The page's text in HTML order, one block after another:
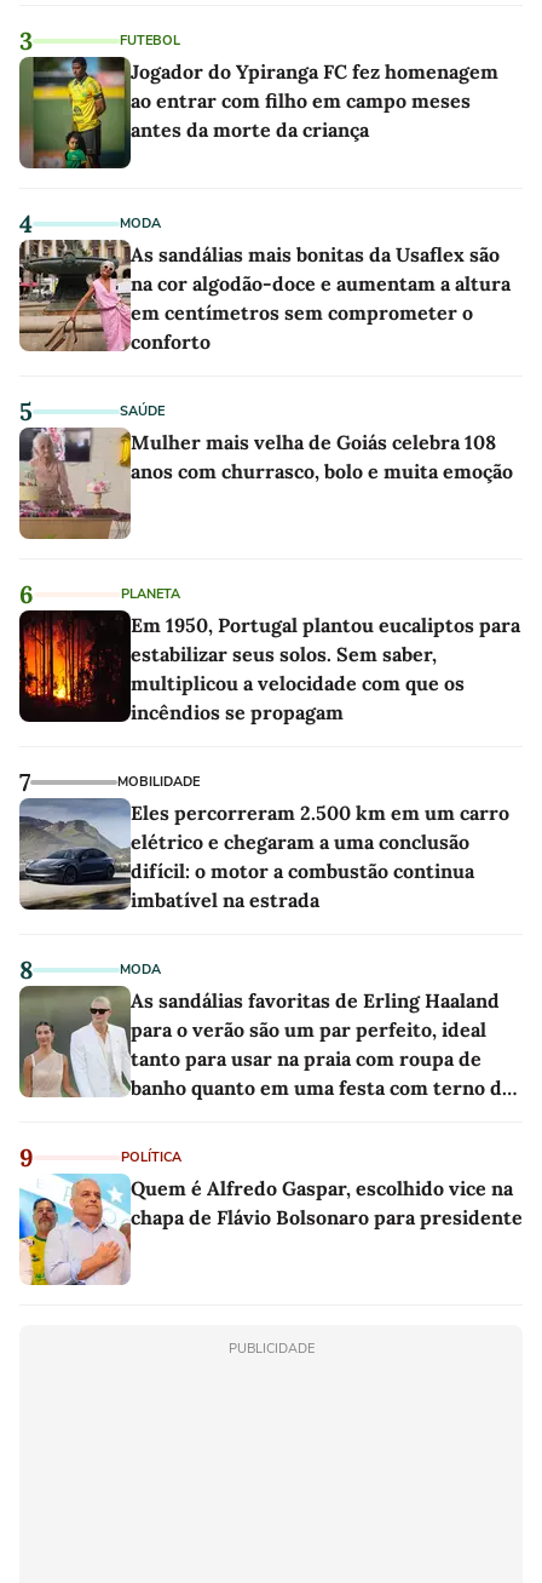
3 FUTEBOL
Jogador do Ypiranga FC fez homenagem
ao entrar com filho em campo meses
antes da morte da criança
4 MODA
As sandálias mais bonitas da Usaflex são
na cor algodão-doce e aumentam a altura
em centímetros sem comprometer o
conforto
5 SAÚDE
Mulher mais velha de Goiás celebra 108
anos com churrasco, bolo e muita emoção
6 PLANETA
Em 1950, Portugal plantou eucaliptos para
estabilizar seus solos. Sem saber,
multiplicou a velocidade com que os
incêndios se propagam
7 MOBILIDADE
Eles percorreram 2.500 km em um carro
elétrico e chegaram a uma conclusão
difícil: o motor a combustão continua
imbatível na estrada
8 MODA
As sandálias favoritas de Erling Haaland
para o verão são um par perfeito, ideal
tanto para usar na praia com roupa de
banho quanto em uma festa com terno de
9 POLÍTICA
Quem é Alfredo Gaspar, escolhido vice na
chapa de Flávio Bolsonaro para presidente
PUBLICIDADE